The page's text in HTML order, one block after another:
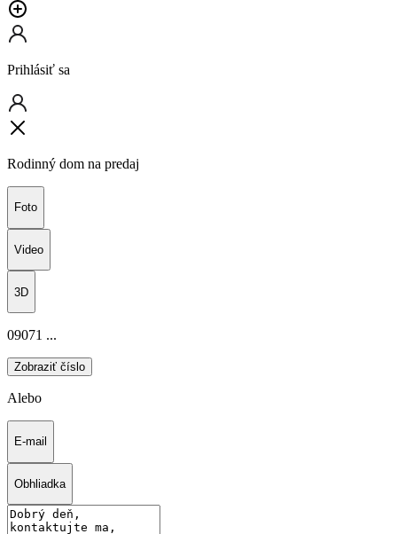
Prihlásiť sa
Rodinný dom na predaj
Foto
Video
3D
09071 ...
Zobraziť číslo
Alebo
E-mail
Obhliadka